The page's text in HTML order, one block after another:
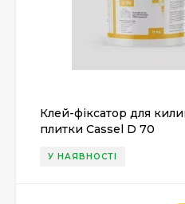
Клей-фіксатор для
плитки Cassel D 70
У НАЯВНОСТІ